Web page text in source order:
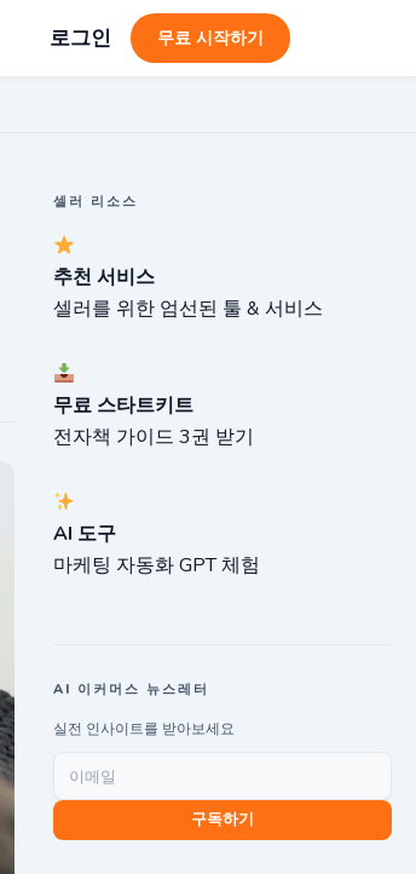
로그인 무료 시작하기
셀러 리소스
추천 서비스
셀러를 위한 엄선된 툴 & 서비스
무료 스타트키트
전자책 가이드 3권 받기
AI 도구
마케팅 자동화 GPT 체험
AI 이커머스 뉴스레터
실전 인사이트를 받아보세요
구독하기